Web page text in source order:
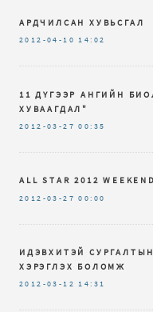
АРДЧИЛСАН ХУВЬСГАЛ
2012-04-10 14:02
11 ДҮГЭЭР АНГИЙН
ХУВААГДАЛ"
2012-03-27 00:35
ALL STAR 2012
2012-03-27 00:00
ИДЭВХИТЭЙ
ХЭРЭГЛЭХ БОЛОМЖ
2012-03-12 14:31